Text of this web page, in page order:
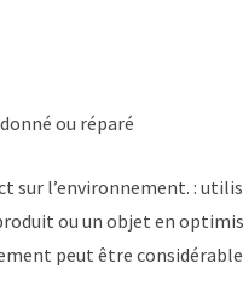
ou réparé
sur l’environnement. :
ou un objet en
peut être